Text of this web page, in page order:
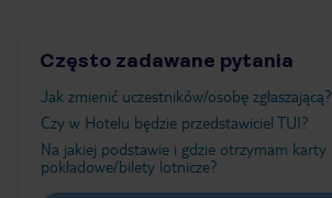
Często zadawane pytania
Jak zmienić uczestników/osobę zgłaszającą?
Czy w Hotelu będzie przedstawiciel TUI?
Na jakiej podstawie i gdzie otrzymam karty
pokładowe/bilety lotnicze?